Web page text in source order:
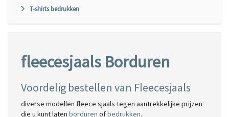
T-shirts bedrukken
fleecesjaals Borduren
Voordelig bestellen van Fleecesjaals
diverse modellen fleece sjaals tegen aantrekkelijke prijzen
die u kunt laten borduren ofbedrukken.